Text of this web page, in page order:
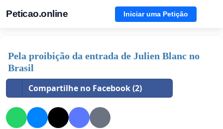
Peticao.online Iniciar uma Petição
Pela proibição da entrada de Julien Blanc no
Brasil
Compartilhe no Facebook (2)